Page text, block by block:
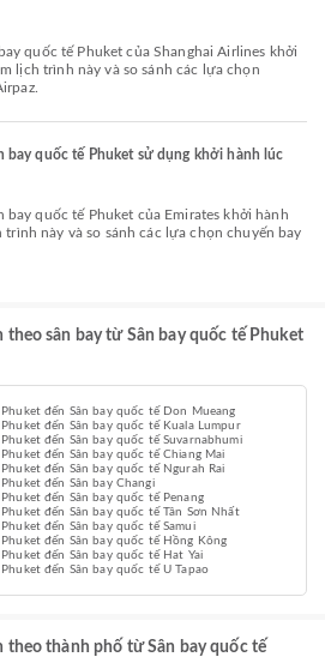
lịch trình này và so sánh các lựa chọn
bay quốc tế Phuket sử dụng khởi hành lúc
trình này và so sánh các lựa chọn chuyến bay
sân bay từ Sân bay quốc tế Phuket
đến Sân bay quốc tế Don Mueang
đến Sân bay quốc tế Kuala Lumpur
đến Sân bay quốc tế Suvarnabhumi
đến Sân bay quốc tế Chiang Mai
đến Sân bay quốc tế Ngurah Rai
đến Sân bay Changi
đến Sân bay quốc tế Penang
đến Sân bay quốc tế Tân Sơn Nhất
đến Sân bay quốc tế Samui
đến Sân bay quốc tế Hồng Kông
đến Sân bay quốc tế Hat Yai
đến Sân bay quốc tế U Tapao
theo thành phố từ Sân bay quốc tế